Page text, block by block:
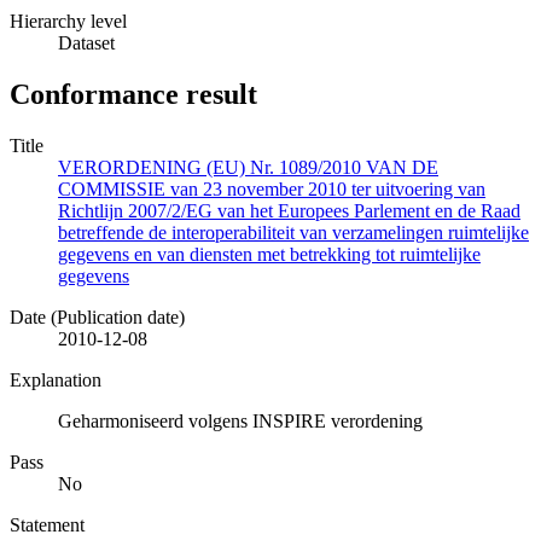
Hierarchy level
Dataset
Conformance result
Title
VERORDENING (EU) Nr. 1089/2010 VAN DE
COMMISSIE van 23 november 2010 ter uitvoering van
Richtlijn 2007/2/EG van het Europees Parlement en de Raad
betreffende de interoperabiliteit van verzamelingen ruimtelijke
gegevens en van diensten met betrekking tot ruimtelijke
gegevens
Date (Publication date)
2010-12-08
Explanation
Geharmoniseerd volgens INSPIRE verordening
Pass
No
Statement